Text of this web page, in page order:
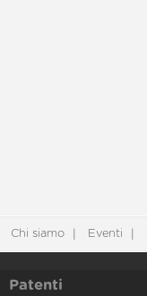
Chi siamo Eventi
Patenti